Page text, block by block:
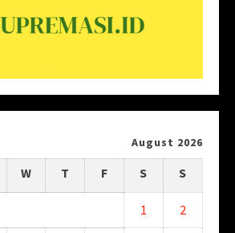
August 2026
W T F S S
1 2